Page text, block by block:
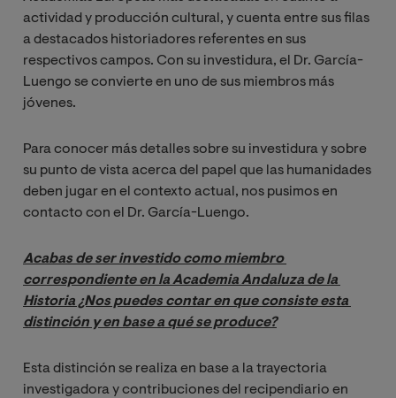
actividad y producción cultural, y cuenta entre sus filas
a destacados historiadores referentes en sus
respectivos campos. Con su investidura, el Dr. García-
Luengo se convierte en uno de sus miembros más
jóvenes.
Para conocer más detalles sobre su investidura y sobre
su punto de vista acerca del papel que las humanidades
deben jugar en el contexto actual, nos pusimos en
contacto con el Dr. García-Luengo.
Acabas de ser investido como miembro
correspondiente en la Academia Andaluza de la
Historia ¿Nos puedes contar en que consiste esta
distinción y en base a qué se produce?
Esta distinción se realiza en base a la trayectoria
investigadora y contribuciones del recipendiario en